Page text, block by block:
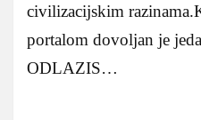
civilizacijskim
portalom dovoljan je
ODLAZIS…